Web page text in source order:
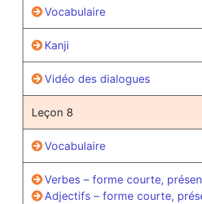
Vocabulaire
Kanji
Vidéo des dialogues
Leçon 8
Vocabulaire
Verbes – forme courte,
Adjectifs – forme courte,